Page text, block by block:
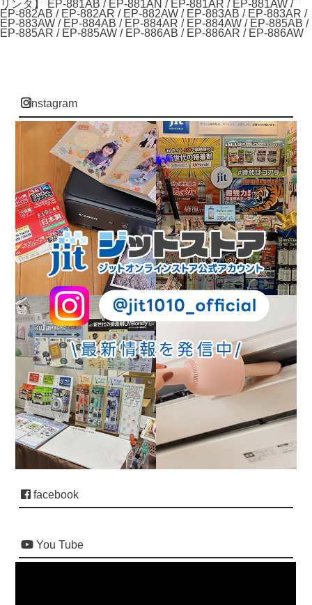
リンタ】 EP-881AB / EP-881AN / EP-881AR / EP-881AW /
EP-882AB / EP-882AR / EP-882AW / EP-883AB / EP-883AR /
EP-883AW / EP-884AB / EP-884AR / EP-884AW / EP-885AB /
EP-885AR / EP-885AW / EP-886AB / EP-886AR / EP-886AW
instagram
facebook
You Tube